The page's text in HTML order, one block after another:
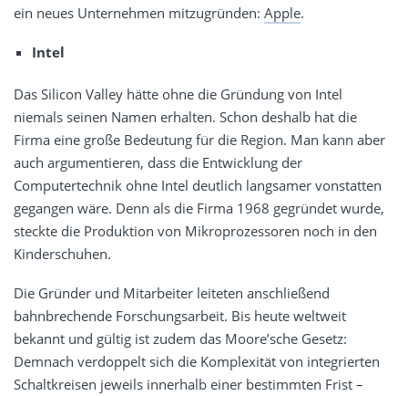
ein neues Unternehmen mitzugründen: Apple.
Intel
Das Silicon Valley hätte ohne die Gründung von Intel
niemals seinen Namen erhalten. Schon deshalb hat die
Firma eine große Bedeutung für die Region. Man kann aber
auch argumentieren, dass die Entwicklung der
Computertechnik ohne Intel deutlich langsamer vonstatten
gegangen wäre. Denn als die Firma 1968 gegründet wurde,
steckte die Produktion von Mikroprozessoren noch in den
Kinderschuhen.
Die Gründer und Mitarbeiter leiteten anschließend
bahnbrechende Forschungsarbeit. Bis heute weltweit
bekannt und gültig ist zudem das Moore’sche Gesetz:
Demnach verdoppelt sich die Komplexität von integrierten
Schaltkreisen jeweils innerhalb einer bestimmten Frist –